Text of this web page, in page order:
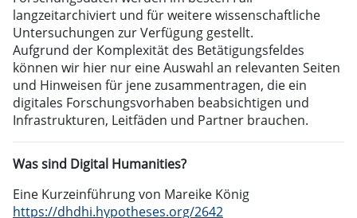
langzeitarchiviert und für weitere wissenschaftliche
Untersuchungen zur Verfügung gestellt.
Aufgrund der Komplexität des Betätigungsfeldes
können wir hier nur eine Auswahl an relevanten Seiten
und Hinweisen für jene zusammentragen, die ein
digitales Forschungsvorhaben beabsichtigen und
Infrastrukturen, Leitfäden und Partner brauchen.
Was sind Digital Humanities?
Eine Kurzeinführung von Mareike König
https://dhdhi.hypotheses.org/2642